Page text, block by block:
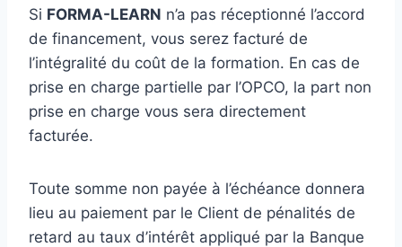
Si FORMA-LEARN n’a pas réceptionné l’accord
de financement, vous serez facturé de
l’intégralité du coût de la formation. En cas de
prise en charge partielle par l’OPCO, la part non
prise en charge vous sera directement
facturée.
Toute somme non payée à l’échéance donnera
lieu au paiement par le Client de pénalités de
retard au taux d’intérêt appliqué par la Banque